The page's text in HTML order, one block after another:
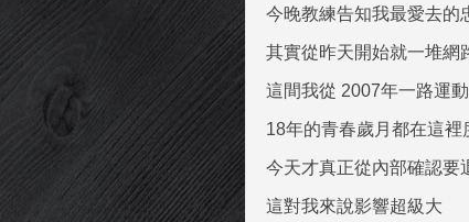
今晚教練告知我最愛去的
其實從昨天開始就一堆網
這間我從 2007年一路運
18年的青春歲月都在這裡
今天才真正從內部確認要
這對我來說影響超級大